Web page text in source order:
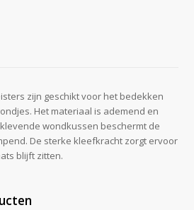
zijn geschikt voor het bedekken
Het materiaal is ademend en
wondkussen beschermt de
De sterke kleefkracht zorgt ervoor
blijft zitten.